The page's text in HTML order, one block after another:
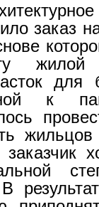
заказ
жилой
для
к